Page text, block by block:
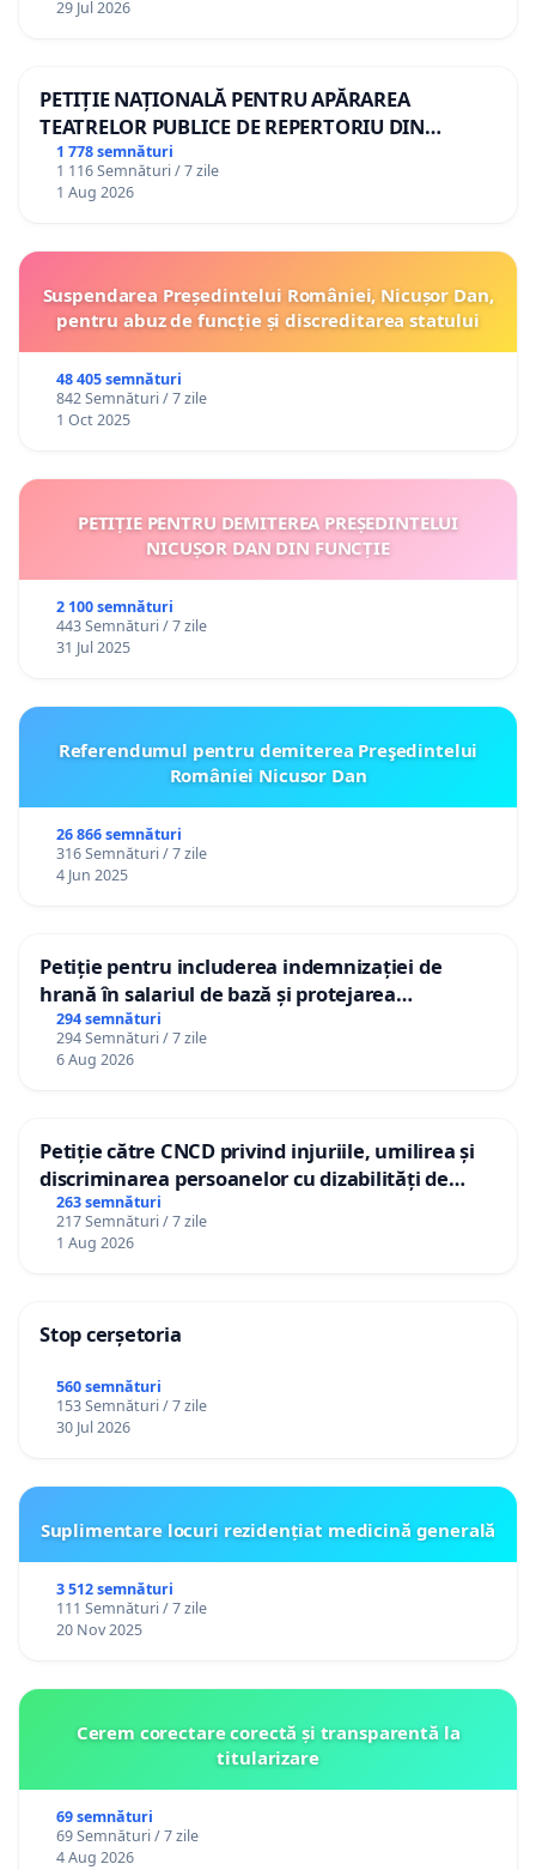
29 Jul 2026
PETIȚIE NAȚIONALĂ PENTRU APĂRAREA
TEATRELOR PUBLICE DE REPERTORIU DIN
ROMÂNIA
1 778 semnături
1 116 Semnături / 7 zile
1 Aug 2026
Suspendarea Președintelui României, Nicușor Dan,
pentru abuz de funcție și discreditarea statului
48 405 semnături
842 Semnături / 7 zile
1 Oct 2025
PETIȚIE PENTRU DEMITEREA PREȘEDINTELUI
NICUȘOR DAN DIN FUNCȚIE
2 100 semnături
443 Semnături / 7 zile
31 Jul 2025
Referendumul pentru demiterea Preşedintelui
României Nicusor Dan
26 866 semnături
316 Semnături / 7 zile
4 Jun 2025
Petiție pentru includerea indemnizației de
hrană în salariul de bază și protejarea
gradațiilor de vechime pentru asistenții
personali
294 semnături
294 Semnături / 7 zile
6 Aug 2026
Petiție către CNCD privind injuriile, umilirea și
discriminarea persoanelor cu dizabilități de
către utilizatorul TikTok „Gorici”
263 semnături
217 Semnături / 7 zile
1 Aug 2026
Stop cerșetoria
560 semnături
153 Semnături / 7 zile
30 Jul 2026
Suplimentare locuri rezidențiat medicină generală
3 512 semnături
111 Semnături / 7 zile
20 Nov 2025
Cerem corectare corectă și transparentă la
titularizare
69 semnături
69 Semnături / 7 zile
4 Aug 2026